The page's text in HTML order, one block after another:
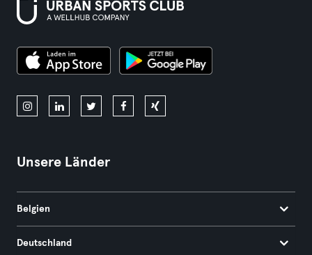
Unsere Länder
Belgien
Deutschland